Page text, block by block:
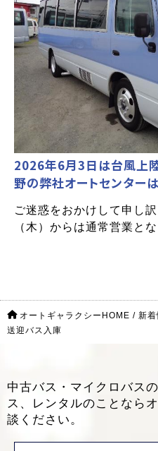
2026年6月3日は台風上
野の弊社オートセンターは
ご迷惑をおかけして申し
（木）からは通常営業と
オートギャラクシーHOME / 新着
送迎バス入庫
中古バス・マイクロバス
ス、レンタルのことなら
談ください。